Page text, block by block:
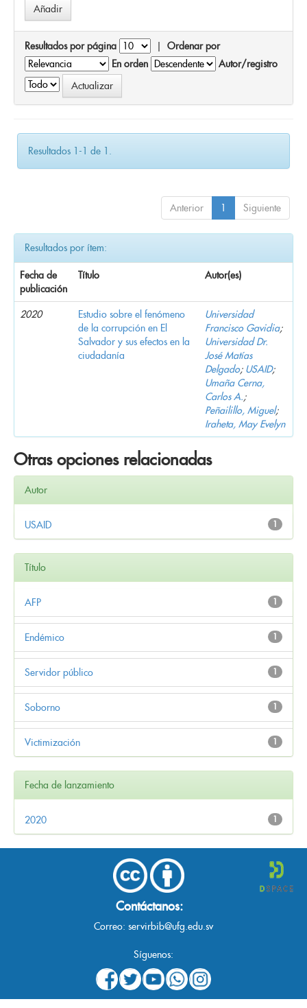
Resultados por página | Ordenar por
En orden
Autor/registro
Resultados 1-1 de 1.
Anterior 1 Siguiente
Resultados por ítem:
Fecha de
publicación
Título Autor(es)
2020
Estudio sobre el fenómeno
de la corrupción en El
Salvador y sus efectos en la
ciudadanía
Universidad
Francisco Gavidia;
Universidad Dr.
José Matías
Delgado; USAID;
Umaña Cerna,
Carlos A.;
Peñailillo, Miguel;
Iraheta, May Evelyn
Otras opciones relacionadas
Autor
1
USAID
Título
1
AFP
1
Endémico
1
Servidor público
1
Soborno
1
Victimización
Fecha de lanzamiento
1
2020
Contáctanos:
Correo: servirbib@ufg.edu.sv
Síguenos: